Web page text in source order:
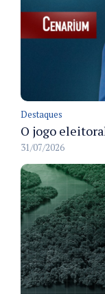
Destaques
O jogo
31/07/2026